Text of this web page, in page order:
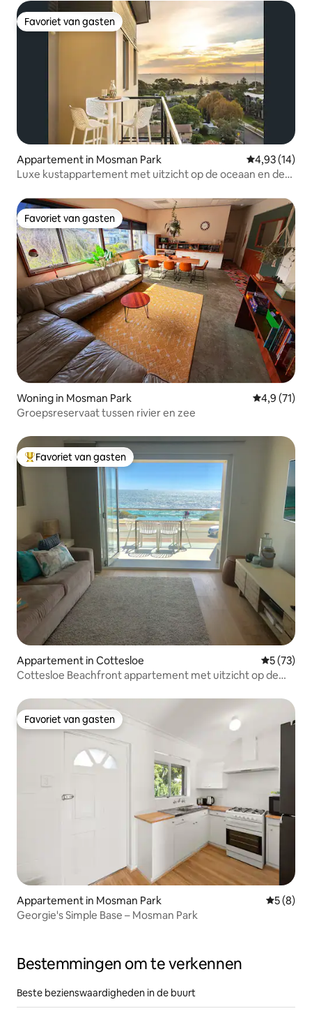
Favoriet van gasten
Favoriet van gasten
Appartement in Mosman Park Gemiddelde
4,93 (14)
Luxe kustappartement met uitzicht op de oceaan en de
Favoriet van gasten
Favoriet van gasten
Woning in Mosman Park
4,9 (71)
Groepsreservaat tussen rivier en zee
Topfavoriet van gasten
Favoriet van gasten
Appartement in Cottesloe
5 (73)
Cottesloe Beachfront appartement met uitzicht op de
Favoriet van gasten
Favoriet van gasten
Appartement in Mosman Park
5 (8)
Georgie's Simple Base – Mosman Park
Bestemmingen om te verkennen
Beste bezienswaardigheden in de buurt